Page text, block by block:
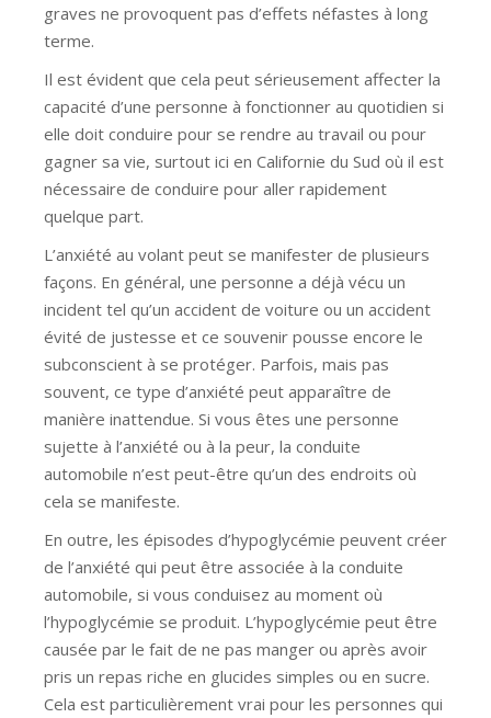
graves ne provoquent pas d’effets néfastes à long
terme.
Il est évident que cela peut sérieusement affecter la
capacité d’une personne à fonctionner au quotidien si
elle doit conduire pour se rendre au travail ou pour
gagner sa vie, surtout ici en Californie du Sud où il est
nécessaire de conduire pour aller rapidement
quelque part.
L’anxiété au volant peut se manifester de plusieurs
façons. En général, une personne a déjà vécu un
incident tel qu’un accident de voiture ou un accident
évité de justesse et ce souvenir pousse encore le
subconscient à se protéger. Parfois, mais pas
souvent, ce type d’anxiété peut apparaître de
manière inattendue. Si vous êtes une personne
sujette à l’anxiété ou à la peur, la conduite
automobile n’est peut-être qu’un des endroits où
cela se manifeste.
En outre, les épisodes d’hypoglycémie peuvent créer
de l’anxiété qui peut être associée à la conduite
automobile, si vous conduisez au moment où
l’hypoglycémie se produit. L’hypoglycémie peut être
causée par le fait de ne pas manger ou après avoir
pris un repas riche en glucides simples ou en sucre.
Cela est particulièrement vrai pour les personnes qui